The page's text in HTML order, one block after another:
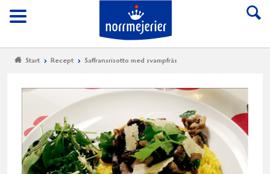
Meny
Till Norrmejerier
Start Recept Saffransrisotto med svampfräs